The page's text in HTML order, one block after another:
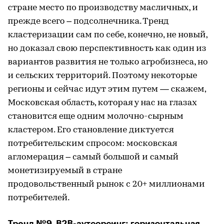
стране место по производству масличных, и
прежде всего – подсолнечника. Тренд
кластеризации сам по себе, конечно, не новый,
но доказал свою перспективность как один из
вариантов развития не только агробизнеса, но
и сельских территорий. Поэтому некоторые
регионы и сейчас идут этим путем — скажем,
Московская область, которая у нас на глазах
становится еще одним молочно-сырным
кластером. Его становление диктуется
потребительским спросом: московская
агломерация – самый большой и самый
монетизируемый в стране
продовольственный рынок с 20+ миллионами
потребителей.